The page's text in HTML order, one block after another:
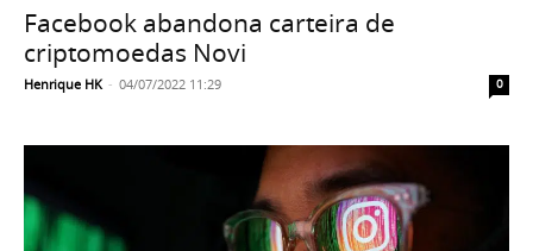
Facebook abandona carteira de
criptomoedas Novi
Henrique HK - 04/07/2022 11:29 0